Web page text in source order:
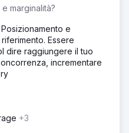
marginalità?
e
Essere
dire raggiungere il tuo
incrementare
+3